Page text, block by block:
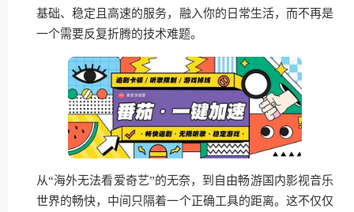
基础、稳定且高速的服务，融入你的日常生活，而不再是
一个需要反复折腾的技术难题。
从“海外无法看爱奇艺”的无奈，到自由畅游国内影视音乐
世界的畅快，中间只隔着一个正确工具的距离。这不仅仅